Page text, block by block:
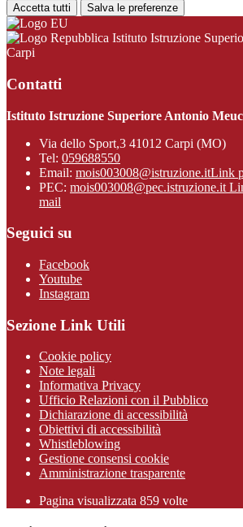
Accetta tutti Salva le preferenze
Istituto Istruzione
Carpi
Contatti
Istituto Istruzione Superiore Antonio
Via dello Sport,3 41012 Carpi (MO)
Tel: 059688550
Email: mois003008@istruzione.itLink
PEC: mois003008@pec.istruzione.it
mail
Seguici su
Facebook
Youtube
Instagram
Sezione Link Utili
Cookie policy
Note legali
Informativa Privacy
Ufficio Relazioni con il Pubblico
Dichiarazione di accessibilità
Obiettivi di accessibilità
Whistleblowing
Gestione consensi cookie
Amministrazione trasparente
Pagina visualizzata 859 volte